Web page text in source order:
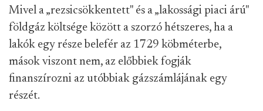
Mivel a „rezsicsökkentett" és a „lakossági piaci árú"
földgáz költsége között a szorzó hétszeres, ha a
lakók egy része belefér az 1729 köbméterbe,
mások viszont nem, az előbbiek fogják
finanszírozni az utóbbiak gázszámlájának egy
részét.